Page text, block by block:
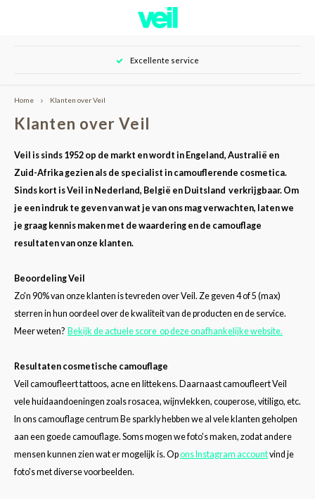
Hoofdmenu / shop
Nieuwe klant
Huid camouflage
Huidverzorging
Tattoo camouflage
Hoofdmenu / over veil
Onze klanten
Tutorials
Resultaten
Contact
Excellente service
Home Klanten over Veil
Klanten over Veil
Veil is sinds 1952 op de markt en wordt in Engeland, Australië en
Zuid-Afrika gezien als de specialist in camouflerende cosmetica.
Sinds kort is Veil in Nederland, België en Duitsland verkrijgbaar. Om
je een indruk te geven van wat je van ons mag verwachten, laten we
je graag kennis maken met de waardering en de camouflage
resultaten van onze klanten.
Beoordeling Veil
Zo'n 90% van onze klanten is tevreden over Veil. Ze geven 4 of 5 (max)
sterren in hun oordeel over de kwaliteit van de producten en de service.
Meer weten? Bekijk de actuele score op deze onafhankelijke website.
Resultaten cosmetische camouflage
Veil camoufleert tattoos, acne en littekens. Daarnaast camoufleert Veil
vele huidaandoeningen zoals rosacea, wijnvlekken, couperose, vitiligo, etc.
In ons camouflage centrum Be sparkly hebben we al vele klanten geholpen
aan een goede camouflage. Soms mogen we foto's maken, zodat andere
mensen kunnen zien wat er mogelijk is. Opons Instagram accountvind je
foto's met diverse voorbeelden.